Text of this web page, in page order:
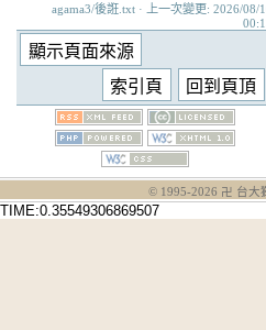
agama3/後誑.txt · 上一次變更: 2026/08/
© 1995-2026 卍 台大
TIME:0.35549306869507